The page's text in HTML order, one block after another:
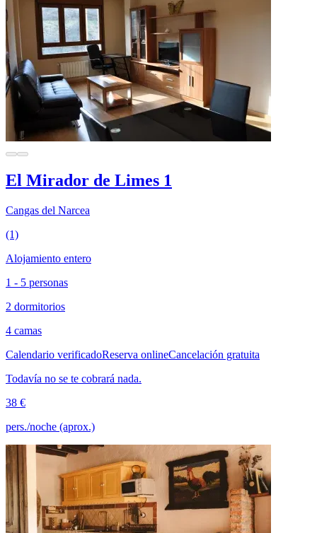
El Mirador de Limes 1
Cangas del Narcea
(1)
Alojamiento entero
1 - 5 personas
2 dormitorios
4 camas
Calendario verificadoReserva onlineCancelación gratuita
Todavía no se te cobrará nada.
38 €
pers./noche (aprox.)